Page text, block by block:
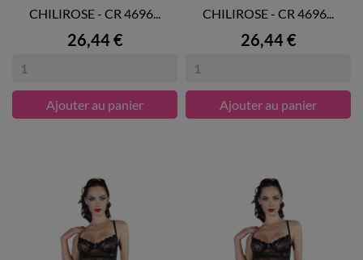
CHILIROSE - CR 4696...
Prix
26,44 €
Ajouter au panier
CHILIROSE - CR 4696...
Prix
26,44 €
Ajouter au panier